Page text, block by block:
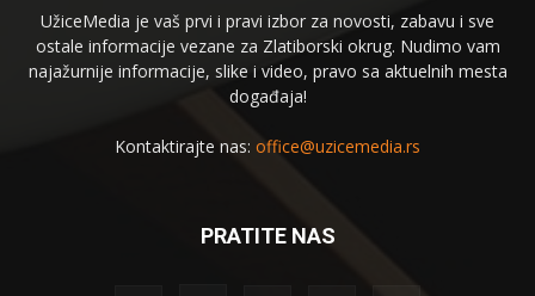
UžiceMedia je vaš prvi i pravi izbor za novosti, zabavu i sve
ostale informacije vezane za Zlatiborski okrug. Nudimo vam
najažurnije informacije, slike i video, pravo sa aktuelnih mesta
događaja!
Kontaktirajte nas: office@uzicemedia.rs
PRATITE NAS